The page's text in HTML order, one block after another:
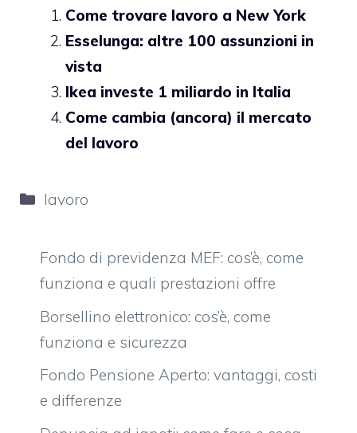
Come trovare lavoro a New York
Esselunga: altre 100 assunzioni in
vista
Ikea investe 1 miliardo in Italia
Come cambia (ancora) il mercato
del lavoro
Categorie
lavoro
Fondo di previdenza MEF: cos’è, come
funziona e quali prestazioni offre
Borsellino elettronico: cos’è, come
funziona e sicurezza
Fondo Pensione Aperto: vantaggi, costi
e differenze